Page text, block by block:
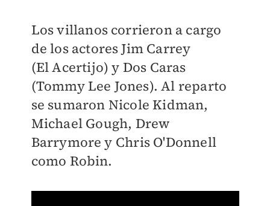
Los villanos corrieron a cargo
de los actores Jim Carrey
(ElAcertijo) y Dos Caras
(Tommy Lee Jones). Al reparto
se sumaron Nicole Kidman,
Michael Gough, Drew
Barrymore y Chris O'Donnell
como Robin.